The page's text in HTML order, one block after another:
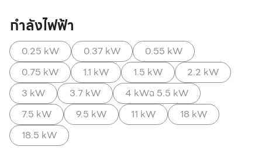
กำลังไฟฟ้า
0.25 kW 0.37 kW
0.55 kW
0.75 kW
1.1 kW 1.5 kW
2.2 kW
3 kW
3.7 kW
4 kWฉ 5.5 kW
7.5 kW
9.5 kW 11 kW
18 kW
18.5 kW